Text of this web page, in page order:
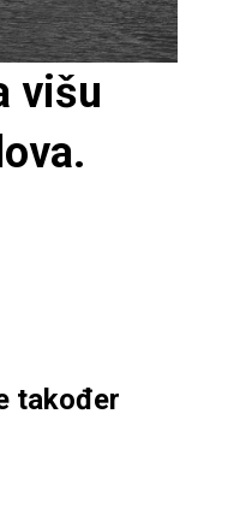
višu
također